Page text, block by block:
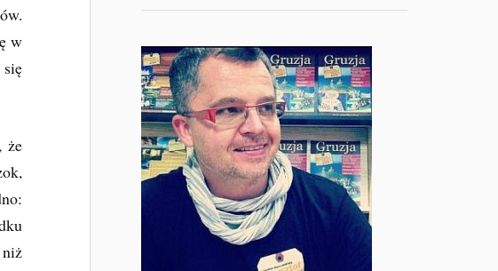
w
że